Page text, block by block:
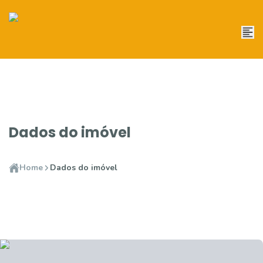
Dados do imóvel
Home Dados do imóvel